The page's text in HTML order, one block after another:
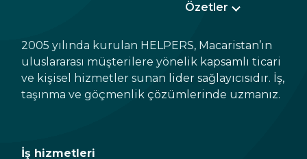
Özetler
2005 yılında kurulan HELPERS, Macaristan’ın
uluslararası müşterilere yönelik kapsamlı ticari
ve kişisel hizmetler sunan lider sağlayıcısıdır. İş,
taşınma ve göçmenlik çözümlerinde uzmanız.
İş hizmetleri